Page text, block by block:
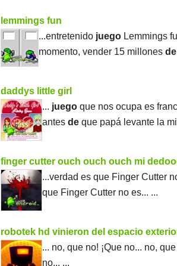
lemmings fun
...entretenido juego Lemmings
momento, vender 15 millonesde
daddys little girl
... juego que nos ocupa es
antesde que papá levante la
finger cutter ouch ouch ouch mi
...verdad esque Finger Cutter
que Finger Cutter no es... ...
robotek hd vinieron del espacio
... no, que no! ¡Que no... no, que
no... ...